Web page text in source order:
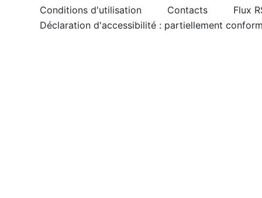
Conditions d'utilisation Contacts
Flux
Déclaration d'accessibilité : partiellement